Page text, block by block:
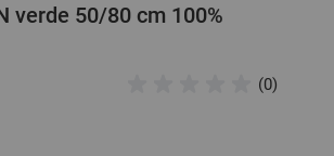
verde 50/80 cm 100%
(0)